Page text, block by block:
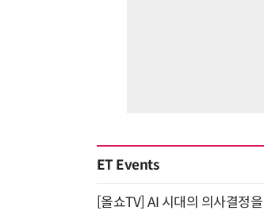
ET Events
[올쇼TV] AI 시대의 의사결정